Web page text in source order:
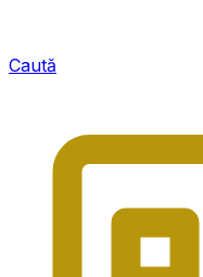
Caută